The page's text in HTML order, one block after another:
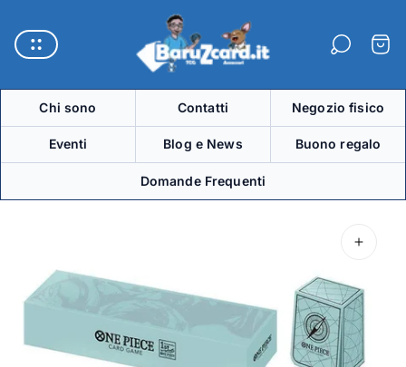
del
negozio"
Chi sono Contatti Negozio fisico
Eventi Blog e News Buono regalo
Domande Frequenti